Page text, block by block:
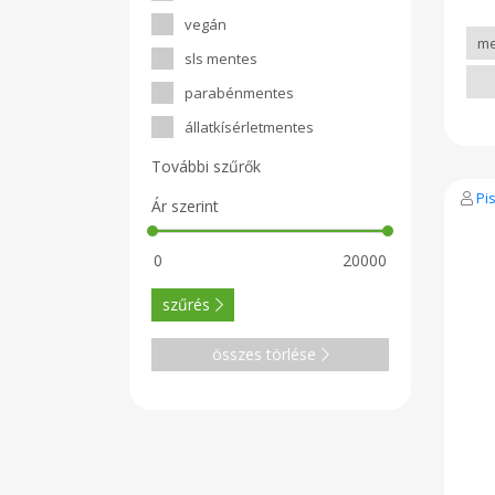
vegán
sls mentes
parabénmentes
állatkísérletmentes
További szűrők
Ár szerint
szűrés
összes törlése